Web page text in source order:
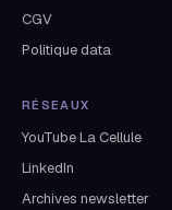
CGV
Politique data
RÉSEAUX
YouTube La Cellule
LinkedIn
Archives newsletter